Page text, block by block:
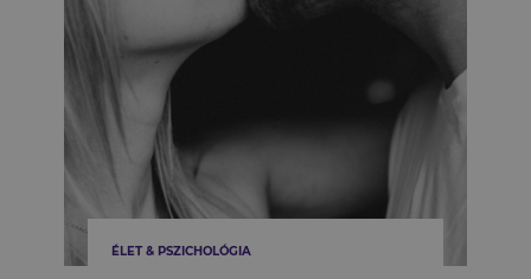
ÉLET & PSZICHOLÓGIA